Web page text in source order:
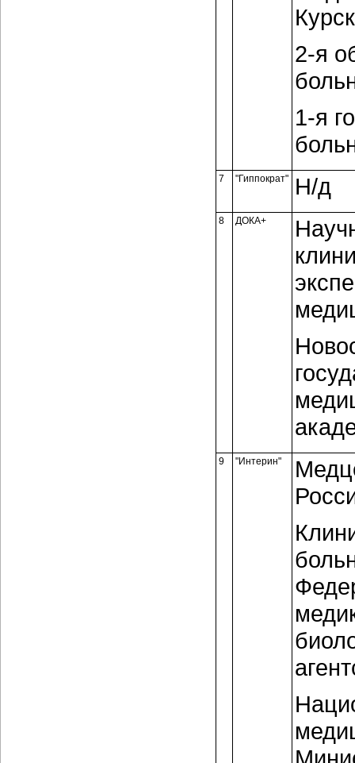
2-я
1-я
7 "Гиппократ" Н/д
8 ДОКА+
9 "Интерин"